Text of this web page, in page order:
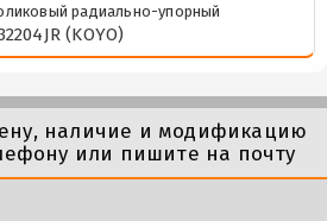
радиально-упорный
(KOYO)
наличие и модификацию
или пишите на почту